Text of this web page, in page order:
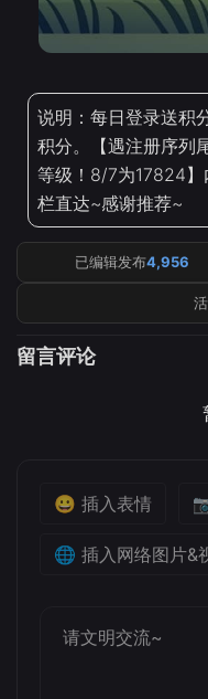
说明：每日登录送积
积分。【遇注册序列
等级！8/7为17824】
栏直达~感谢推荐~
已编辑发布4,956
留言评论
😀 插入表情
🌐 插入网络图片&